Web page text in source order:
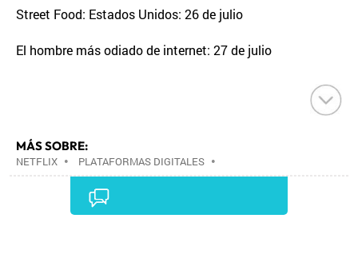
Street Food: Estados Unidos: 26 de julio
El hombre más odiado de internet: 27 de julio
MÁS SOBRE:
NETFLIX • PLATAFORMAS DIGITALES •
TELEVISIÓN IP•TELEVISIÓN•INTERNET•
•ECONOMÍA
MEDIOS COMUNICACIÓN•COMUNICACIONES•